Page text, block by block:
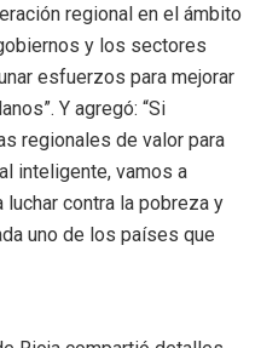
regional en el ámbito
y los sectores
esfuerzos para mejorar
Y agregó: “Si
regionales de valor para
inteligente, vamos a
contra la pobreza y
uno de los países que